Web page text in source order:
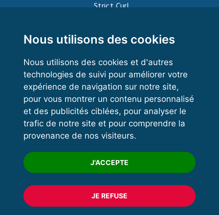
Nous utilisons des cookies
Nous utilisons des cookies et d'autres
technologies de suivi pour améliorer votre
expérience de navigation sur notre site,
pour vous montrer un contenu personnalisé
et des publicités ciblées, pour analyser le
trafic de notre site et pour comprendre la
provenance de nos visiteurs.
J'ACCEPTE
JE REFUSE
Strict Curl
Kettlebell
VOS ESPACES
Espace dirigeant
Espace licencié
Trouver un club
Formation
© 2020 FFFORCE Tous droits réservés